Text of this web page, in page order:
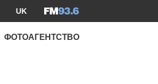
UK
ФОТОАГЕНТСТВО